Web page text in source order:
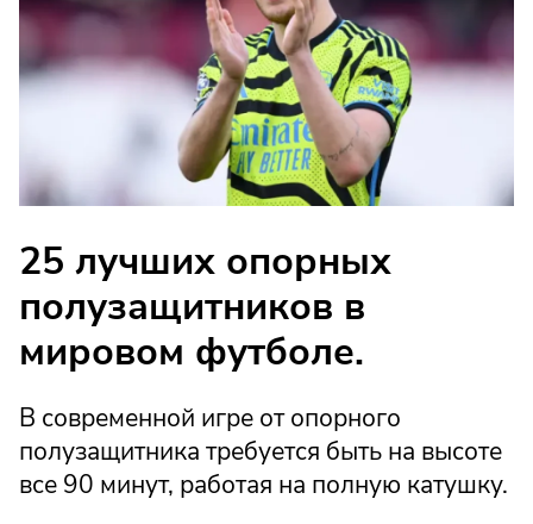
25 лучших опорных
полузащитников в
мировом футболе.
В современной игре от опорного
полузащитника требуется быть на высоте
все 90 минут, работая на полную катушку.